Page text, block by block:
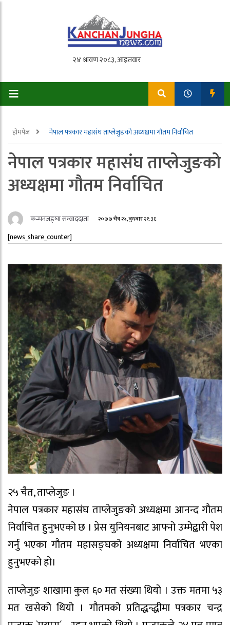
होमपेज नेपाल पत्रकार महासंघ ताप्लेजुङको अध्यक्षमा गौतम निर्वाचित
नेपाल पत्रकार महासंघ ताप्लेजुङको
अध्यक्षमा गौतम निर्वाचित
कन्चनजङ्घा सम्वाददाता २०७७ चैत्र २५, बुधबार २१:३६
[news_share_counter]
२५ चैत, ताप्लेजुङ ।
नेपाल पत्रकार महासंघ ताप्लेजुङको अध्यक्षमा आनन्द गौतम
निर्वाचित हुनुभएको छ । प्रेस युनियनबाट आफ्नो उम्मेद्बारी पेश
गर्नु भएका गौतम महासङ्घको अध्यक्षमा निर्वाचित भएका
हुनुभएको हो।
ताप्लेजुङ शाखामा कुल ६० मत संख्या थियो । उक्त मतमा ५३
मत खसेको थियो । गौतमको प्रतिद्धन्द्धीमा पत्रकार चन्द्र